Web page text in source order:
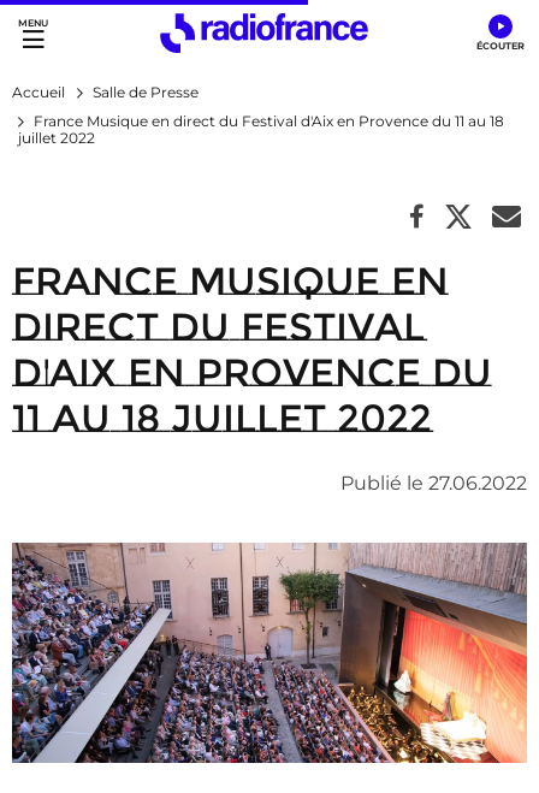
Accès direct :
Menu principal
Contenu
Accueil
Salle de Presse
France Musique en direct du Festival d'Aix en Provence du 11 au 18
juillet 2022
France Musique en
direct du Festival
d'Aix en Provence du
11 au 18 juillet 2022
Publié le 27.06.2022